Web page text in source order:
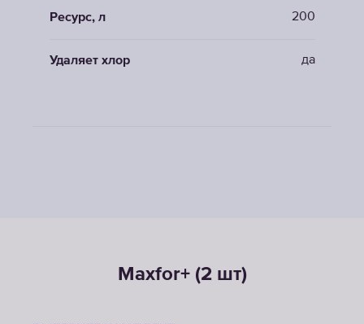
Ресурс, л 200
Удаляет хлор да
Maxfor+ (2 шт)